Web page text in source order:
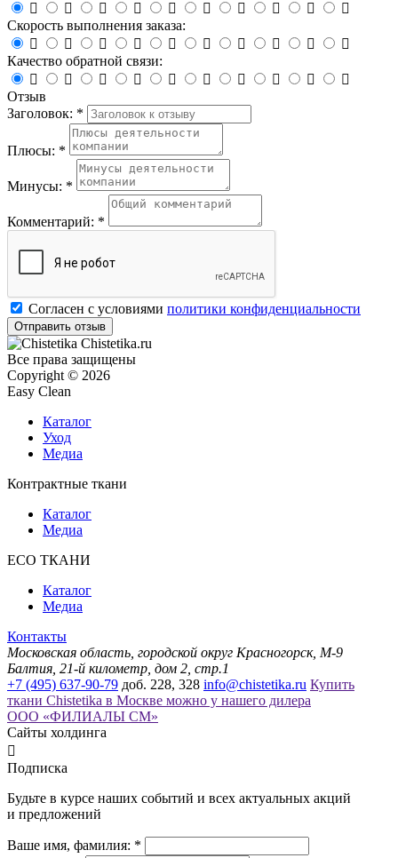

       

Скорость выполнения заказа:

       

Качество обратной связи:

       

Отзыв
Заголовок: *
Плюсы: *
Минусы: *
Комментарий: *
Согласен с условиями политики конфиденциальности
Chistetika.ru
Все права защищены
Copyright © 2026
Easy Clean
Каталог
Уход
Медиа
Контрактные ткани
Каталог
Медиа
ECO ТКАНИ
Каталог
Медиа
Контакты
Московская область, городской округ Красногорск, М-9
Балтия, 21-й километр, дом 2, стр.1
+7 (495) 637-90-79 доб. 228, 328 info@chistetika.ru Купить
ткани Chistetika в Москве можно у нашего дилера
ООО «ФИЛИАЛЫ СМ»
Сайты холдинга

Подписка
Будьте в курсе наших событий и всех актуальных акций
и предложений
Ваше имя, фамилия: *